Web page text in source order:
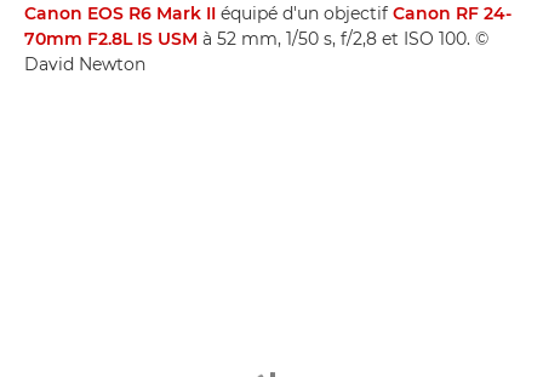
Canon EOS R6 Mark II équipé d'un objectif Canon RF 24-
70mm F2.8L IS USM à 52 mm, 1/50 s, f/2,8 et ISO 100. ©
David Newton